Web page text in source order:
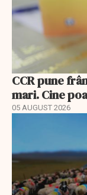
CCR pune
mari. Cine
05 AUGUST 2026